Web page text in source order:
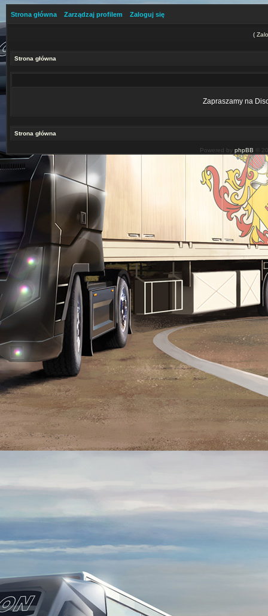
Strona główna Zarządzaj profilem Zaloguj się
(
Strona główna
Zapraszamy na
Strona główna
Powered by phpBB ©